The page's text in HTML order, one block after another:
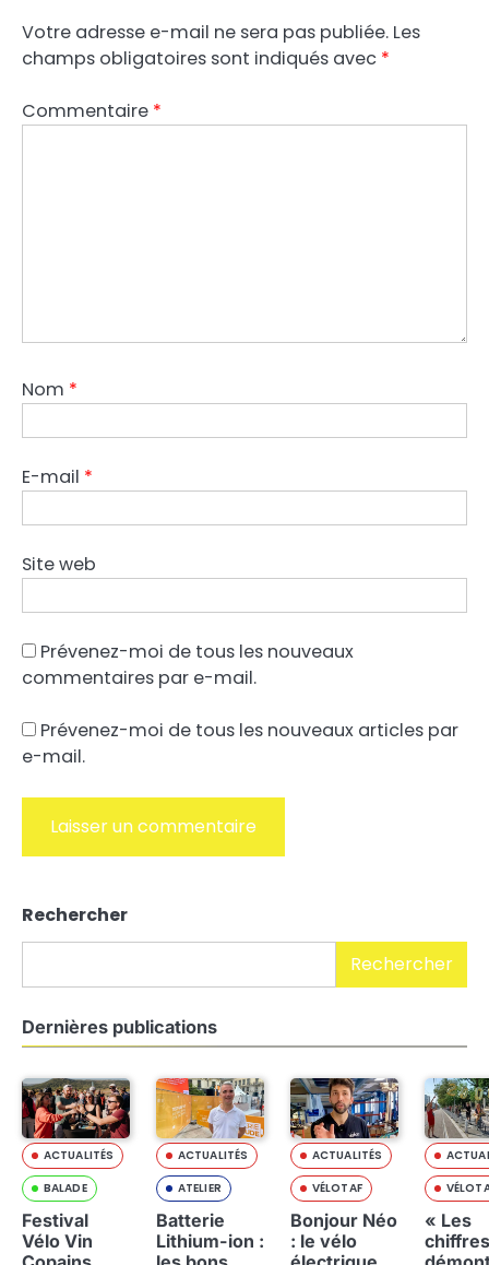
Votre adresse e-mail ne sera pas publiée. Les
champs obligatoires sont indiqués avec *
Commentaire *
Nom *
E-mail *
Site web
Prévenez-moi de tous les nouveaux
commentaires par e-mail.
Prévenez-moi de tous les nouveaux articles par
e-mail.
Rechercher
Rechercher
Dernières publications
ACTUALITÉS
BALADE
Festival
Vélo Vin
ACTUALITÉS
ATELIER
Batterie
Lithium-ion :
ACTUALITÉS
VÉLOTAF
Bonjour Néo
: le vélo
« Les
chiffres